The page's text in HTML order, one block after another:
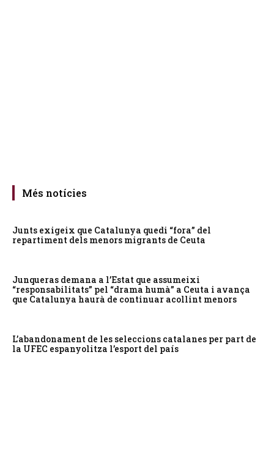
Més notícies
Junts exigeix que Catalunya quedi “fora” del
repartiment dels menors migrants de Ceuta
Junqueras demana a l’Estat que assumeixi
“responsabilitats” pel “drama humà” a Ceuta i avança
que Catalunya haurà de continuar acollint menors
L’abandonament de les seleccions catalanes per part de
la UFEC espanyolitza l’esport del país